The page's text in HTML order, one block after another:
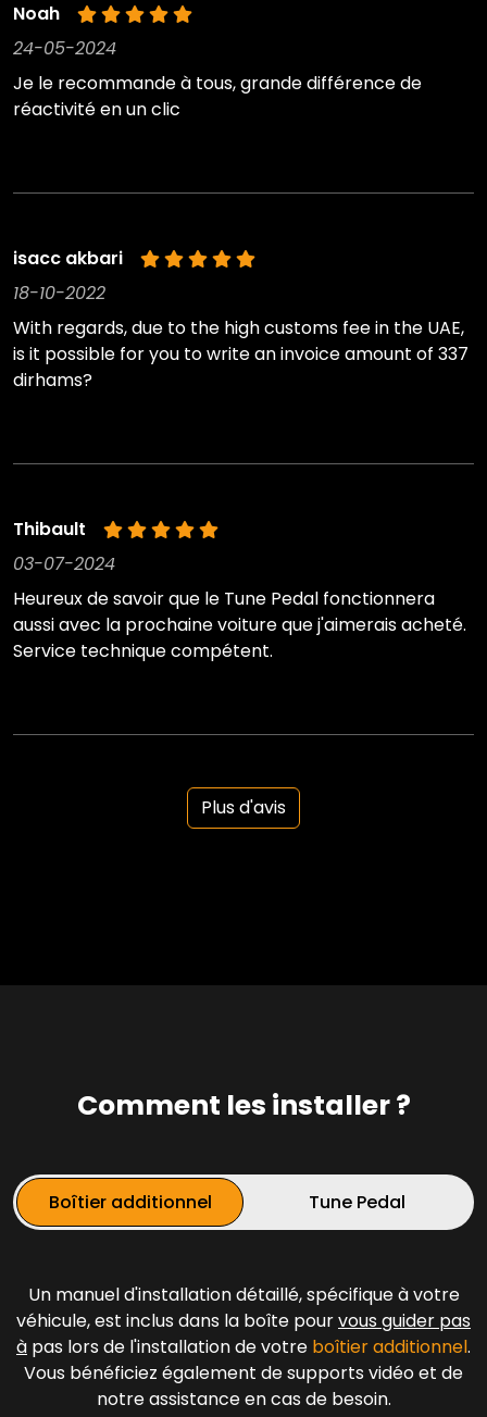
Noah
24-05-2024
Je le recommande à tous, grande différence de
réactivité en un clic
isacc akbari
18-10-2022
With regards, due to the high customs fee in the UAE,
is it possible for you to write an invoice amount of 337
dirhams?
Thibault
03-07-2024
Heureux de savoir que le Tune Pedal fonctionnera
aussi avec la prochaine voiture que j'aimerais acheté.
Service technique compétent.
Plus d'avis
Comment les installer ?
Boîtier additionnel Tune Pedal
Un manuel d'installation détaillé, spécifique à votre
véhicule, est inclus dans la boîte pourvous guider pas
à pas lors de l'installation de votre boîtier additionnel.
Vous bénéficiez également de supports vidéo et de
notre assistance en cas de besoin.